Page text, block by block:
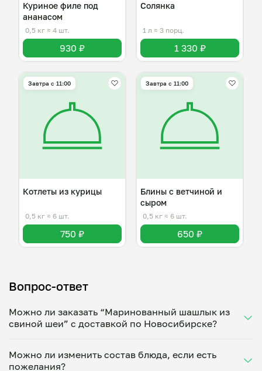
Куриное филе под
ананасом
0,5 кг ≈ 4 шт.
930 ₽
Солянка
1 л ≈ 3 порц.
1 330 ₽
Завтра c 11:00
Котлеты из курицы
0,5 кг ≈ 6 шт.
750 ₽
Завтра c 11:00
Блины с ветчиной и
сыром
0,5 кг ≈ 6 шт.
650 ₽
Вопрос-ответ
Можно ли заказать “Маринованный шашлык из
свиной шеи” с доставкой по Новосибирске?
Укажите удобное время — и получите свежее
домашнее блюдо в большой порции прямо с плиты.
Можно ли изменить состав блюда, если есть
пожелания?